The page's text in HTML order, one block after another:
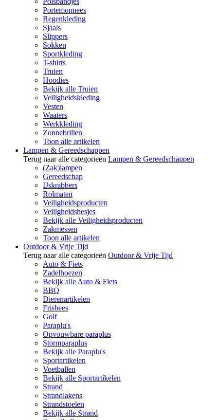
Portemonnees
Regenkleding
Sjaals
Slippers
Sokken
Sportkleding
T-shirts
Truien
Hoodies
Bekijk alle Truien
Veiligheidskleding
Vesten
Waaiers
Werkkleding
Zonnebrillen
Toon alle artikelen
Lampen & Gereedschappen
Terug naar alle categorieën Lampen & Gereedschappen
(Zak)lampen
Gereedschap
IJskrabbers
Rolmaten
Veiligheidsproducten
Veiligheidshesjes
Bekijk alle Veiligheidsproducten
Zakmessen
Toon alle artikelen
Outdoor & Vrije Tijd
Terug naar alle categorieën Outdoor & Vrije Tijd
Auto & Fiets
Zadelhoezen
Bekijk alle Auto & Fiets
BBQ
Dierenartikelen
Frisbees
Golf
Paraplu's
Opvouwbare paraplus
Stormparaplus
Bekijk alle Paraplu's
Sportartikelen
Voetballen
Bekijk alle Sportartikelen
Strand
Strandlakens
Strandstoelen
Bekijk alle Strand